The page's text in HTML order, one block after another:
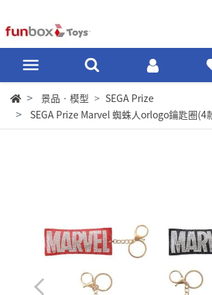
景品‧模型
SEGA Prize
SEGA Prize Marvel 蜘蛛人orlogo鑰匙圈(4